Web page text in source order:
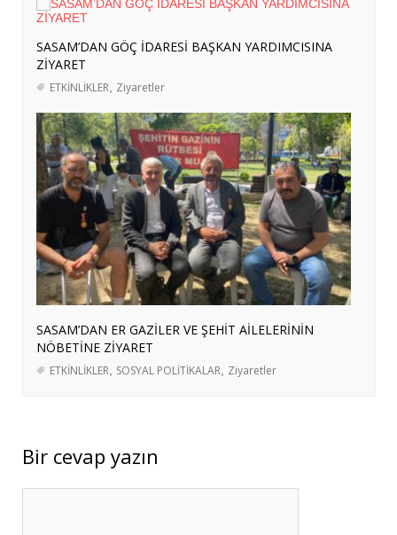
VE KOMŞU ÜLKELERE YÜKLENEBİLECEK
ABD-İRAN GERİLİMİ: SAVAŞ ÖNCESİ
BÖLGESEL HAZIRLIKLAR, STRATEJİK
29 Temmuz 2026
SASAM’DAN ERASMUS+ KAPSAMINDA
İSVEÇ’E HAZIRLIK ZİYARETİ- 27 Temmuz
2026
SASAM, “ARAZİ TAHRİBATININ
DENGELENMESİ İÇİN BÖLGESEL
KATILIM” ÇALIŞTAYINA KATILDI- 27
Temmuz 2026
SASAM’DAN GÖÇ İDARESİ BAŞKAN YARDIMCISINA
ZİYARET
ETKİNLİKLER Ziyaretler
SASAM’DAN ER GAZİLER VE ŞEHİT AİLELERİNİN
NÖBETİNE ZİYARET
ETKİNLİKLER SOSYAL POLİTİKALAR Ziyaretler
Bir cevap yazın